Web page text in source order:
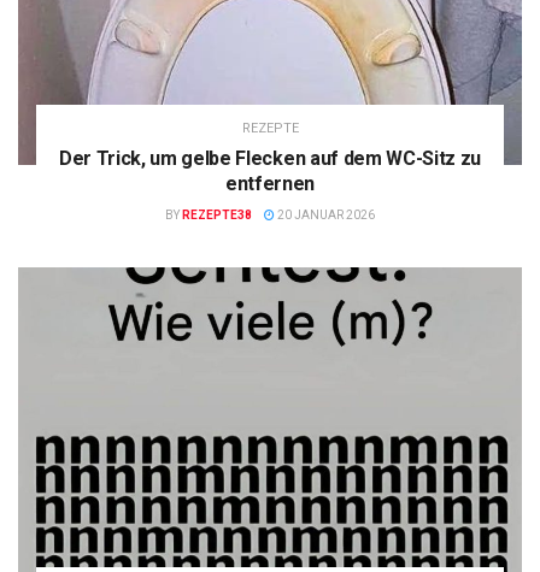
REZEPTE
Der Trick, um gelbe Flecken auf dem WC-Sitz zu
entfernen
BY REZEPTE38 20 JANUAR 2026